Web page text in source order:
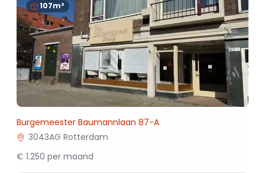
107m²
Burgemeester Baumannlaan 87-A
3043AG Rotterdam
€ 1.250 per maand